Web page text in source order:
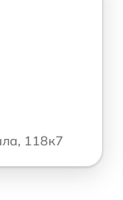
118к7